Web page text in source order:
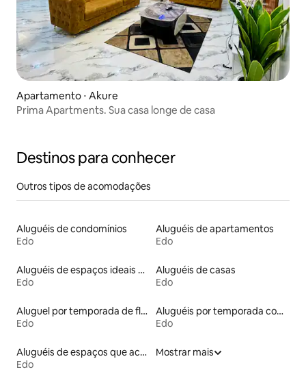
Apartamento ⋅ Akure
Prima Apartments. Sua casa longe de casa
Destinos para conhecer
Outros tipos de acomodações
Aluguéis de condomínios
Edo
Aluguéis de apartamentos
Edo
Aluguéis de espaços ideais para famílias
Edo
Aluguéis de casas
Edo
Aluguel por temporada de flats
Edo
Aluguéis por temporada com banheira de hidromassagem
Edo
Aluguéis de espaços que aceitam animais de estimação
Edo
Mostrar mais